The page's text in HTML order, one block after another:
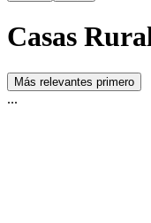
Casas
Más relevantes primero
...